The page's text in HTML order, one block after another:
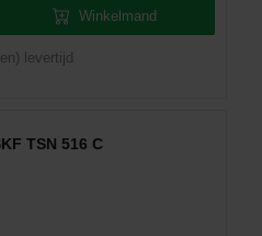
Winkelmand
levertijd
TSN 516 C